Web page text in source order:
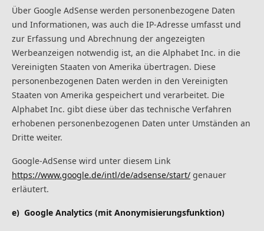
Über Google AdSense werden personenbezogene Daten
und Informationen, was auch die IP-Adresse umfasst und
zur Erfassung und Abrechnung der angezeigten
Werbeanzeigen notwendig ist, an die Alphabet Inc. in die
Vereinigten Staaten von Amerika übertragen. Diese
personenbezogenen Daten werden in den Vereinigten
Staaten von Amerika gespeichert und verarbeitet. Die
Alphabet Inc. gibt diese über das technische Verfahren
erhobenen personenbezogenen Daten unter Umständen an
Dritte weiter.
Google-AdSense wird unter diesem Link
https://www.google.de/intl/de/adsense/start/ genauer
erläutert.
e) Google Analytics (mit Anonymisierungsfunktion)